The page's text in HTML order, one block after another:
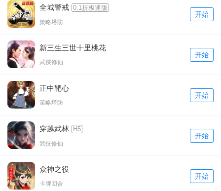
全城警戒 0.1折极速版
策略塔防
开始
新三生三世十里桃花
武侠修仙
开始
正中靶心
策略塔防
开始
穿越武林 H5
武侠修仙
开始
众神之役
卡牌回合
开始